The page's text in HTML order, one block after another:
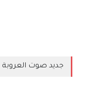
جديد صوت العروبة